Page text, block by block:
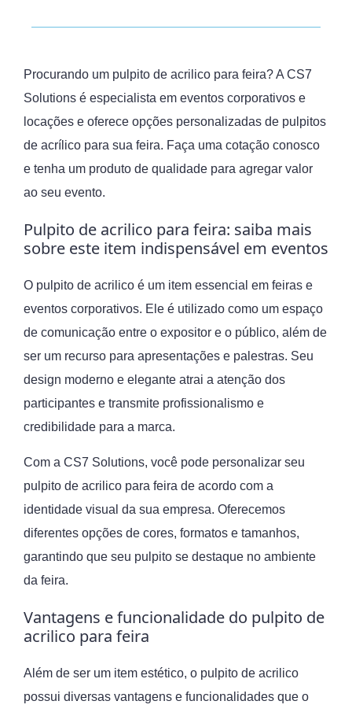
Procurando um pulpito de acrilico para feira? A CS7
Solutions é especialista em eventos corporativos e
locações e oferece opções personalizadas de pulpitos
de acrílico para sua feira. Faça uma cotação conosco
e tenha um produto de qualidade para agregar valor
ao seu evento.
Pulpito de acrilico para feira: saiba mais
sobre este item indispensável em eventos
O pulpito de acrilico é um item essencial em feiras e
eventos corporativos. Ele é utilizado como um espaço
de comunicação entre o expositor e o público, além de
ser um recurso para apresentações e palestras. Seu
design moderno e elegante atrai a atenção dos
participantes e transmite profissionalismo e
credibilidade para a marca.
Com a CS7 Solutions, você pode personalizar seu
pulpito de acrilico para feira de acordo com a
identidade visual da sua empresa. Oferecemos
diferentes opções de cores, formatos e tamanhos,
garantindo que seu pulpito se destaque no ambiente
da feira.
Vantagens e funcionalidade do pulpito de
acrilico para feira
Além de ser um item estético, o pulpito de acrilico
possui diversas vantagens e funcionalidades que o